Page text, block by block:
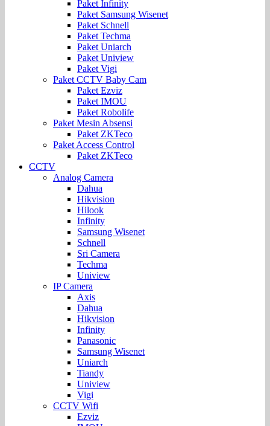
Paket Infinity
Paket Samsung Wisenet
Paket Schnell
Paket Techma
Paket Uniarch
Paket Uniview
Paket Vigi
Paket CCTV Baby Cam
Paket Ezviz
Paket IMOU
Paket Robolife
Paket Mesin Absensi
Paket ZKTeco
Paket Access Control
Paket ZKTeco
CCTV
Analog Camera
Dahua
Hikvision
Hilook
Infinity
Samsung Wisenet
Schnell
Sri Camera
Techma
Uniview
IP Camera
Axis
Dahua
Hikvision
Infinity
Panasonic
Samsung Wisenet
Uniarch
Tiandy
Uniview
Vigi
CCTV Wifi
Ezviz